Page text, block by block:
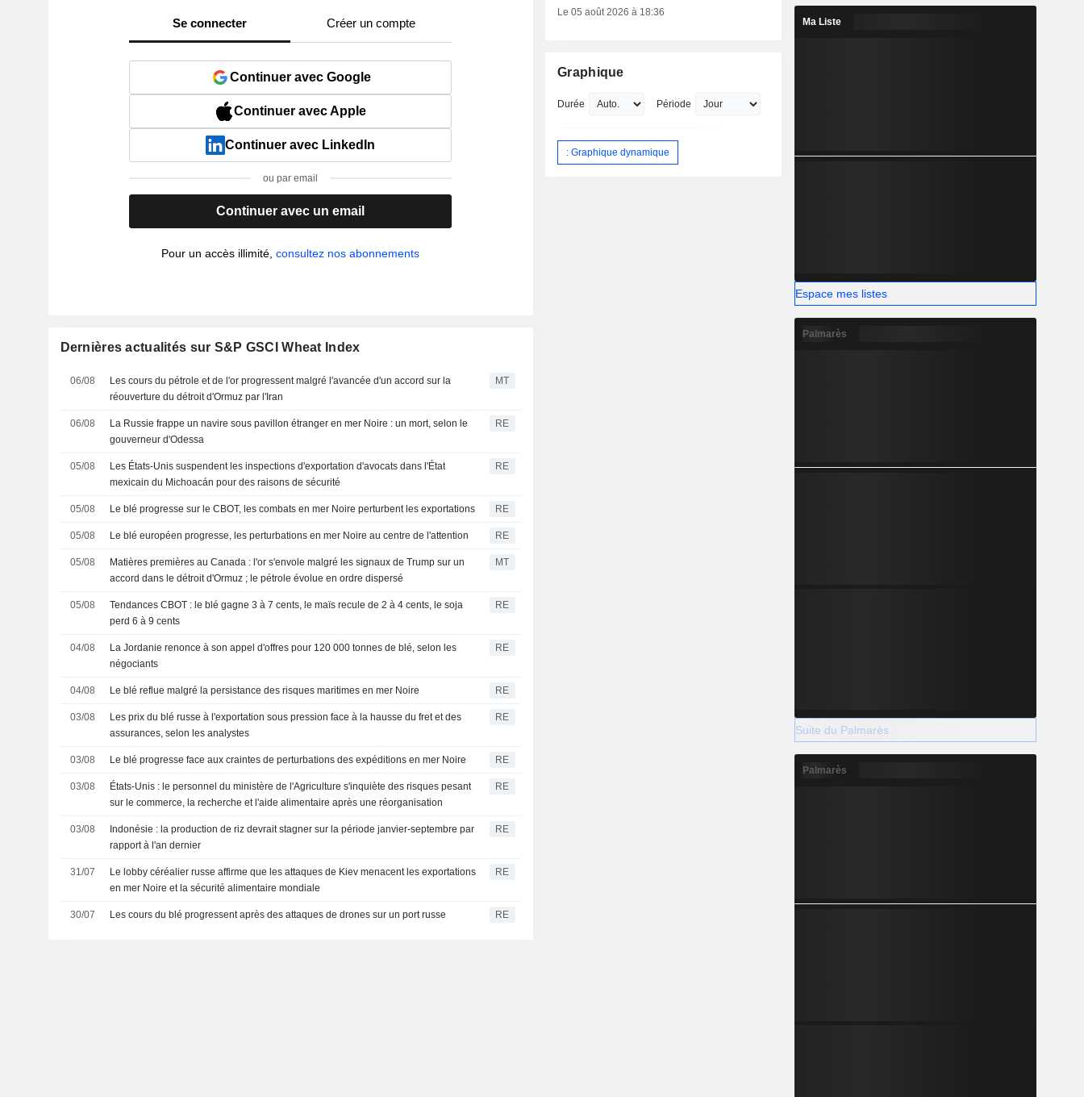
Se connecter Créer un compte
Continuer avec Google
Continuer avec Apple
Continuer avec LinkedIn
ou par email
Continuer avec un email
Pour un accès illimité,consultez nos abonnements
Dernières actualités sur S&P GSCI Wheat Index
06/08
Les cours du pétrole et de l'or progressent malgré l'avancée d'un accord sur la
réouverture du détroit d'Ormuz par l'Iran
MT
06/08
La Russie frappe un navire sous pavillon étranger en mer Noire : un mort, selon le
gouverneur d'Odessa
RE
05/08
Les États-Unis suspendent les inspections d'exportation d'avocats dans l'État
mexicain du Michoacán pour des raisons de sécurité
RE
05/08 Le blé progresse sur le CBOT, les combats en mer Noire perturbent les exportations RE
05/08 Le blé européen progresse, les perturbations en mer Noire au centre de l'attention RE
05/08
Matières premières au Canada : l'or s'envole malgré les signaux de Trump sur un
accord dans le détroit d'Ormuz ; le pétrole évolue en ordre dispersé
MT
05/08
Tendances CBOT : le blé gagne 3 à 7 cents, le maïs recule de 2 à 4 cents, le soja
perd 6 à 9 cents
RE
04/08
La Jordanie renonce à son appel d'offres pour 120 000 tonnes de blé, selon les
négociants
RE
04/08 Le blé reflue malgré la persistance des risques maritimes en mer Noire RE
03/08
Les prix du blé russe à l'exportation sous pression face à la hausse du fret et des
assurances, selon les analystes
RE
03/08 Le blé progresse face aux craintes de perturbations des expéditions en mer Noire RE
03/08
États-Unis : le personnel du ministère de l'Agriculture s'inquiète des risques pesant
sur le commerce, la recherche et l'aide alimentaire après une réorganisation
RE
03/08
Indonésie : la production de riz devrait stagner sur la période janvier-septembre par
rapport à l'an dernier
RE
31/07
Le lobby céréalier russe affirme que les attaques de Kiev menacent les exportations
en mer Noire et la sécurité alimentaire mondiale
RE
30/07 Les cours du blé progressent après des attaques de drones sur un port russe RE
Le 05 août 2026 à 18:36
Graphique
Durée Période
: Graphique dynamique
Ma Liste
Espace mes listes
Palmarès
Suite du Palmarès
Palmarès